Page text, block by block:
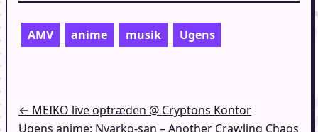
AMV anime musik Ugens
Indlægsnavigation
← MEIKO live optræden @ Cryptons Kontor
Ugens anime: Nyarko-san – Another Crawling Chaos